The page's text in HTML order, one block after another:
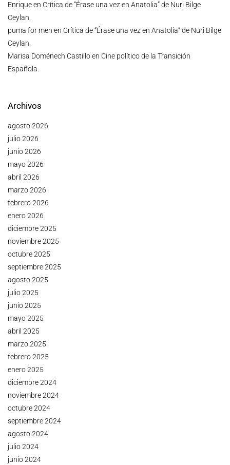
Enriqueen Crítica de “Érase una vez en Anatolia” de Nuri Bilge
Ceylan.
puma for men en Crítica de “Érase una vez en Anatolia” de Nuri Bilge
Ceylan.
Marisa Doménech Castilloen Cine político de la Transición
Española.
Archivos
agosto 2026
julio 2026
junio 2026
mayo 2026
abril 2026
marzo 2026
febrero 2026
enero 2026
diciembre 2025
noviembre 2025
octubre 2025
septiembre 2025
agosto 2025
julio 2025
junio 2025
mayo 2025
abril 2025
marzo 2025
febrero 2025
enero 2025
diciembre 2024
noviembre 2024
octubre 2024
septiembre 2024
agosto 2024
julio 2024
junio 2024